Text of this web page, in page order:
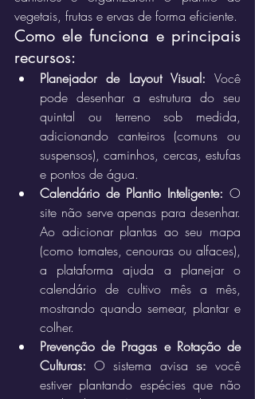
vegetais, frutas e ervas de forma eficiente.
Como ele funciona e principais
recursos:
Planejador de Layout Visual: Você
pode desenhar a estrutura do seu
quintal ou terreno sob medida,
adicionando canteiros (comuns ou
suspensos), caminhos, cercas, estufas
e pontos de água.
Calendário de Plantio Inteligente: O
site não serve apenas para desenhar.
Ao adicionar plantas ao seu mapa
(como tomates, cenouras ou alfaces),
a plataforma ajuda a planejar o
calendário de cultivo mês a mês,
mostrando quando semear, plantar e
colher.
Prevenção de Pragas e Rotação de
Culturas: O sistema avisa se você
estiver plantando espécies que não